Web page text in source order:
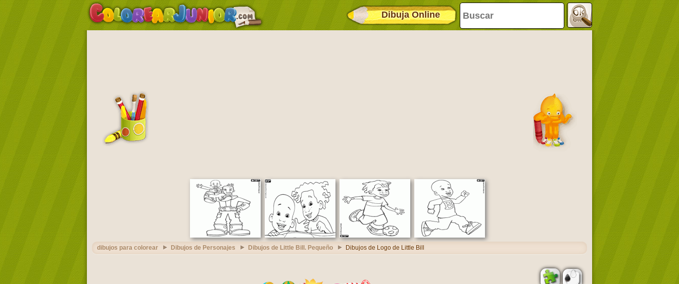
Dibuja Online
dibujos para colorear Dibujos de Personajes Dibujos de Little Bill. Pequeño Dibujos de Logo de Little Bill